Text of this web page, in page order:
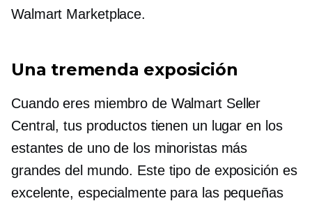
Walmart Marketplace.
Una tremenda exposición
Cuando eres miembro de Walmart Seller
Central, tus productos tienen un lugar en los
estantes de uno de los minoristas más
grandes del mundo. Este tipo de exposición es
excelente, especialmente para las pequeñas